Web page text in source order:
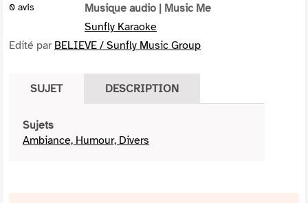
0 avis Musique audio | Music Me
Sunfly Karaoke
Edité par BELIEVE / Sunfly Music Group
SUJET DESCRIPTION
Sujets
Ambiance, Humour, Divers